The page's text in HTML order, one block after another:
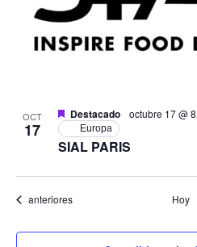
OCT
17
SIAL PARIS
Destacado octubre 17 @
Europa
Eventos
anteriores Hoy